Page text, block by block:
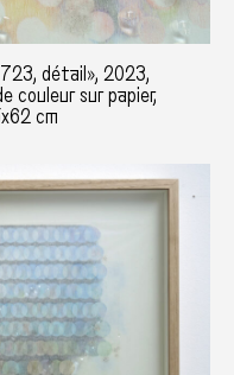
détail», 2023,
couleur sur papier,
cm